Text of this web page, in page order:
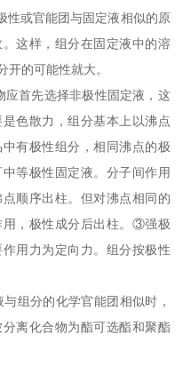
性或官能团与固定液相似的原
这样，组分在固定液中的溶
的可能性就大。
首先选择非极性固定液，这
色散力，组分基本上以沸点
有极性组分，相同沸点的极
等极性固定液。分子间作用
顺序出柱。但对沸点相同的
用，极性成分后出柱。③强极
用力为定向力。组分按极性
组分的化学官能团相似时，
离化合物为酯可选酯和聚酯